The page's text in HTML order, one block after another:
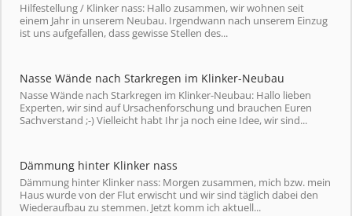
Hilfestellung / Klinker nass: Hallo zusammen, wir wohnen seit
einem Jahr in unserem Neubau. Irgendwann nach unserem Einzug
ist uns aufgefallen, dass gewisse Stellen des...
Nasse Wände nach Starkregen im Klinker-Neubau
Nasse Wände nach Starkregen im Klinker-Neubau: Hallo lieben
Experten, wir sind auf Ursachenforschung und brauchen Euren
Sachverstand ;-) Vielleicht habt Ihr ja noch eine Idee, wir sind...
Dämmung hinter Klinker nass
Dämmung hinter Klinker nass: Morgen zusammen, mich bzw. mein
Haus wurde von der Flut erwischt und wir sind täglich dabei den
Wiederaufbau zu stemmen. Jetzt komm ich aktuell...